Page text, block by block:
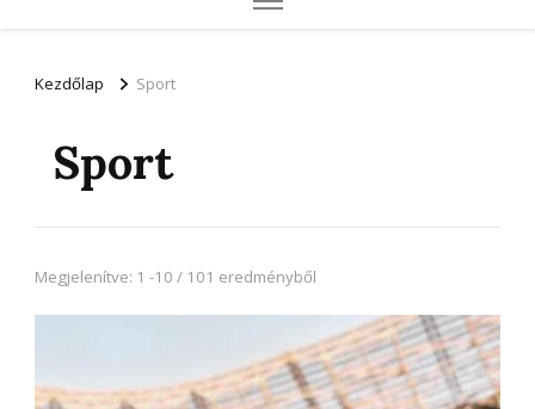
Kezdőlap Sport
Sport
Megjelenítve: 1 -10 / 101 eredményből